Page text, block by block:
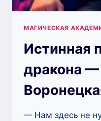
МАГИЧЕСКАЯ
Истинная
дракона —
— Нам здесь не